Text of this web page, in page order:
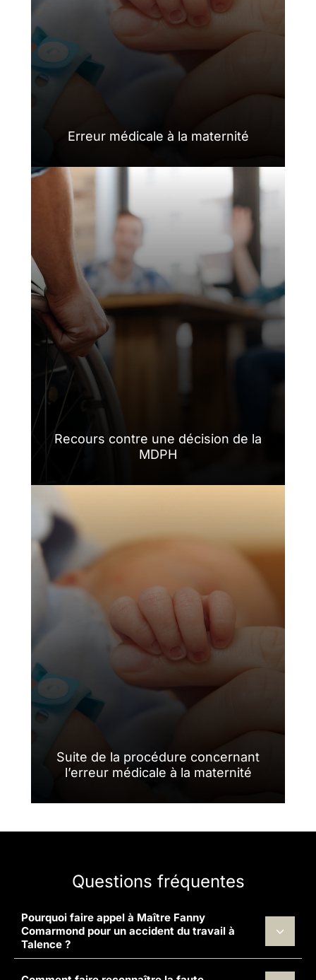
Erreur médicale à la maternité
Recours contre une décision de la
MDPH
Suite de la procédure concernant
l’erreur médicale à la maternité
Questions fréquentes
Pourquoi faire appel à Maître Fanny
Comarmond pour un accident du travail à
Talence ?